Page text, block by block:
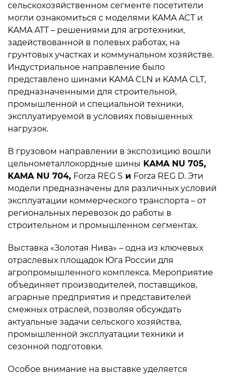
сельскохозяйственном сегменте посетители
могли ознакомиться с моделями KAMA ACT и
KAMA ATT – решениями для агротехники,
задействованной в полевых работах, на
грунтовых участках и коммунальном хозяйстве.
Индустриальное направление было
представлено шинами KAMA CLN и KAMA CLT,
предназначенными для строительной,
промышленной и специальной техники,
эксплуатируемой в условиях повышенных
нагрузок.
В грузовом направлении в экспозицию вошли
цельнометаллокордные шины KAMA NU 705,
KAMA NU 704, Forza REG S и Forza REG D. Эти
модели предназначены для различных условий
эксплуатации коммерческого транспорта – от
региональных перевозок до работы в
строительном и промышленном сегментах.
Выставка «Золотая Нива» – одна из ключевых
отраслевых площадок Юга России для
агропромышленного комплекса. Мероприятие
объединяет производителей, поставщиков,
аграрные предприятия и представителей
смежных отраслей, позволяя обсуждать
актуальные задачи сельского хозяйства,
промышленной эксплуатации техники и
сезонной подготовки.
Особое внимание на выставке уделяется